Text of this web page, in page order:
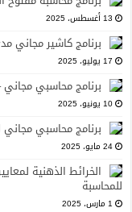
13 أغسطس، 2025
برنامج كاشير مجاني
17 يوليو، 2025
برنامج محاسبي
10 يونيو، 2025
برنامج محاسبي
24 مايو، 2025
للمحاسبة
1 مارس، 2025